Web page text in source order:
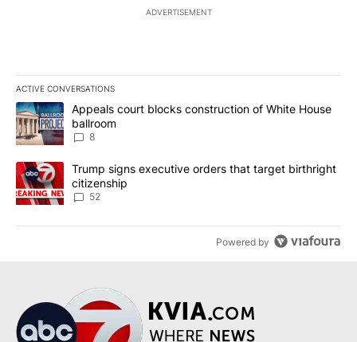
ADVERTISEMENT
ACTIVE CONVERSATIONS
The following is a list of the most commented articles in the last
A trending article titled "Appeals court blocks construction of
Appeals court blocks construction of White House
ballroom
8
A trending article titled "Trump signs executive orders that
Trump signs executive orders that target birthright
citizenship
52
Powered by